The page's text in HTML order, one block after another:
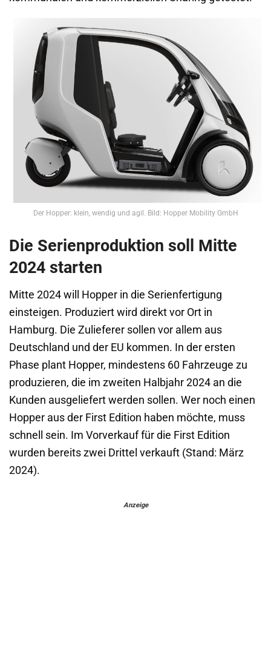
Der Hopper: klein, wendig und agil. Bild: Hopper Mobility GmbH
Die Serienproduktion soll Mitte
2024 starten
Mitte 2024 will Hopper in die Serienfertigung
einsteigen. Produziert wird direkt vor Ort in
Hamburg. Die Zulieferer sollen vor allem aus
Deutschland und der EU kommen. In der ersten
Phase plant Hopper, mindestens 60 Fahrzeuge zu
produzieren, die im zweiten Halbjahr 2024 an die
Kunden ausgeliefert werden sollen. Wer noch einen
Hopper aus der First Edition haben möchte, muss
schnell sein. Im Vorverkauf für die First Edition
wurden bereits zwei Drittel verkauft (Stand: März
2024).
Anzeige